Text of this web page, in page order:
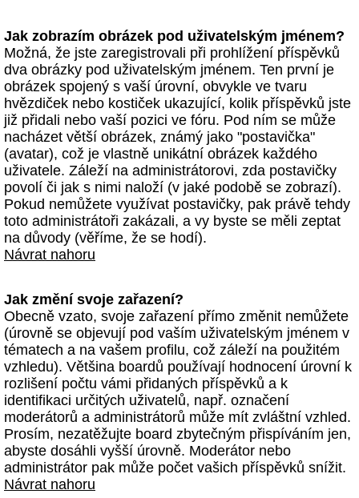
Jak zobrazím obrázek pod uživatelským jménem?
Možná, že jste zaregistrovali při prohlížení příspěvků
dva obrázky pod uživatelským jménem. Ten první je
obrázek spojený s vaší úrovní, obvykle ve tvaru
hvězdiček nebo kostiček ukazující, kolik příspěvků jste
již přidali nebo vaší pozici ve fóru. Pod ním se může
nacházet větší obrázek, známý jako "postavička"
(avatar), což je vlastně unikátní obrázek každého
uživatele. Záleží na administrátorovi, zda postavičky
povolí či jak s nimi naloží (v jaké podobě se zobrazí).
Pokud nemůžete využívat postavičky, pak právě tehdy
toto administrátoři zakázali, a vy byste se měli zeptat
na důvody (věříme, že se hodí).
Návrat nahoru
Jak změní svoje zařazení?
Obecně vzato, svoje zařazení přímo změnit nemůžete
(úrovně se objevují pod vaším uživatelským jménem v
tématech a na vašem profilu, což záleží na použitém
vzhledu). Většina boardů používají hodnocení úrovní k
rozlišení počtu vámi přidaných příspěvků a k
identifikaci určitých uživatelů, např. označení
moderátorů a administrátorů může mít zvláštní vzhled.
Prosím, nezatěžujte board zbytečným přispíváním jen,
abyste dosáhli vyšší úrovně. Moderátor nebo
administrátor pak může počet vašich příspěvků snížit.
Návrat nahoru